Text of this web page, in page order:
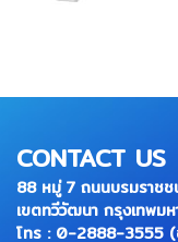
CONTACT US
88 หมู่ 7 ถนนบรมราช
เขตทวีวัฒนา กรุงเทพม
โทร : 0-2888-3555